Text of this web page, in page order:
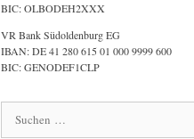
BIC: OLBODEH2XXX
VR Bank Südoldenburg EG
IBAN: DE 41 280 615 01 000 9999 600
BIC: GENODEF1CLP
nach: